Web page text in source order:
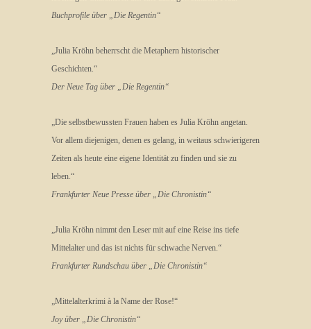
Buchprofile über „Die Regentin“
„Julia Kröhn beherrscht die Metaphern historischer
Geschichten.“
Der Neue Tag über „Die Regentin“
„Die selbstbewussten Frauen haben es Julia Kröhn angetan.
Vor allem diejenigen, denen es gelang, in weitaus schwierigeren
Zeiten als heute eine eigene Identität zu finden und sie zu
leben.“
Frankfurter Neue Presse über „Die Chronistin“
„Julia Kröhn nimmt den Leser mit auf eine Reise ins tiefe
Mittelalter und das ist nichts für schwache Nerven.“
Frankfurter Rundschau über „Die Chronistin“
„Mittelalterkrimi à la Name der Rose!“
Joy über „Die Chronistin“